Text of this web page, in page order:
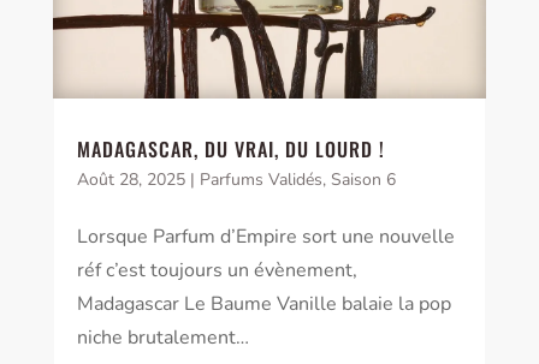
MADAGASCAR, DU VRAI, DU LOURD !
Août 28, 2025| Parfums Validés, Saison 6
Lorsque Parfum d’Empire sort une nouvelle
réf c’est toujours un évènement,
Madagascar Le Baume Vanille balaie la pop
niche brutalement…